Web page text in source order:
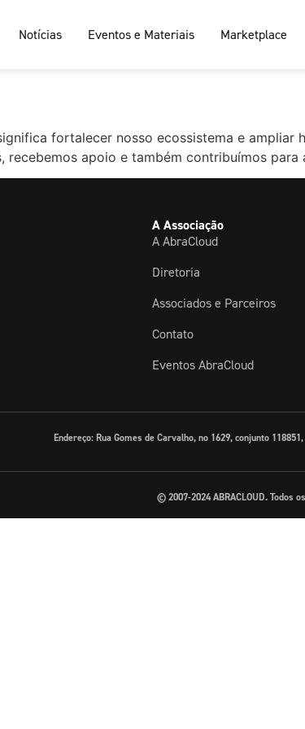
Notícias Eventos e Materiais Marketplace
fortalecer nosso ecossistema e
recebemos apoio e também contribuímos para
A Associação
A AbraCloud
Diretoria
Associados e Parceiros
Contato
Eventos AbraCloud
Endereço: Rua Gomes de Carvalho, no 1629, conjunto
© 2007-2024 ABRACLOUD. Todos